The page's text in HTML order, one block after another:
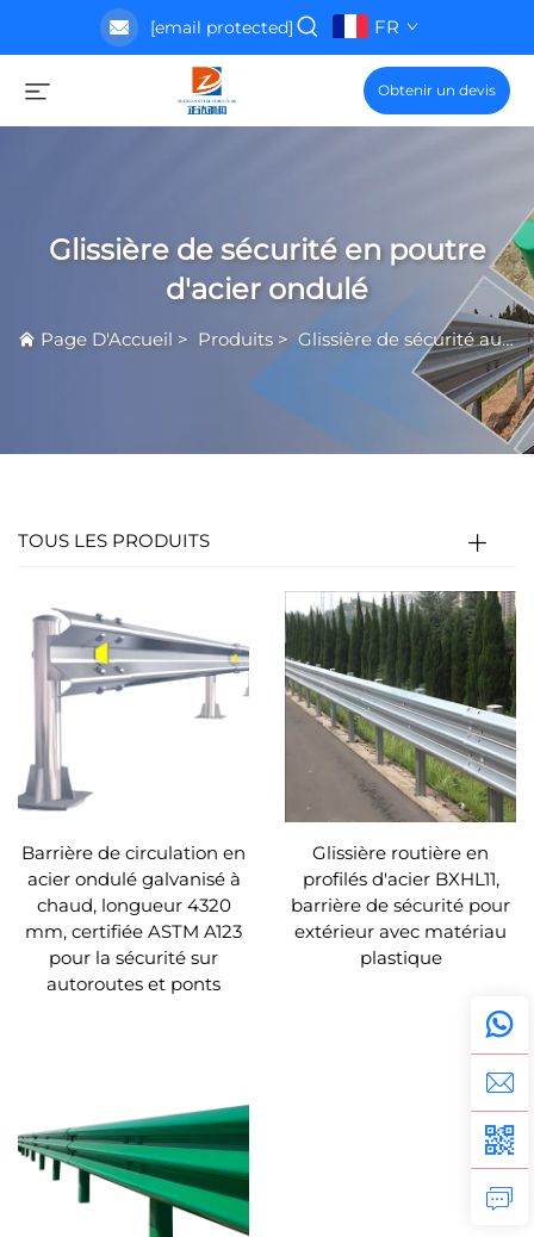
[email protected] FR
Obtenir un devis
Glissière de sécurité en poutre
d'acier ondulé
Page D'Accueil > Produits >Glissière de sécurité autoroutière
TOUS LES PRODUITS
Barrière de circulation en
acier ondulé galvanisé à
chaud, longueur 4320
mm, certifiée ASTM A123
pour la sécurité sur
autoroutes et ponts
Glissière routière en
profilés d'acier BXHL11,
barrière de sécurité pour
extérieur avec matériau
plastique